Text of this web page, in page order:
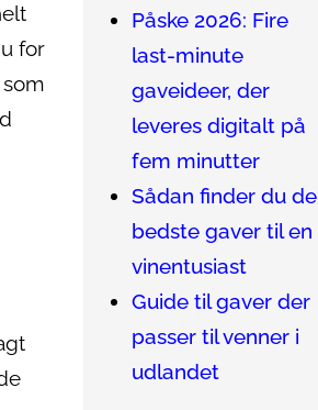
for
Påske 2026: Fire
last-minute
gaveideer, der
leveres digitalt på
fem minutter
Sådan finder du de
bedste gaver til en
vinentusiast
Guide til gaver der
passer til venner i
udlandet